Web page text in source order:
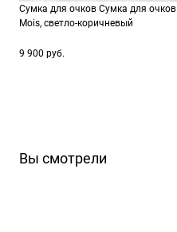
Сумка для очков Сумка для очков
Mois, светло-коричневый
9 900 руб.
Вы смотрели